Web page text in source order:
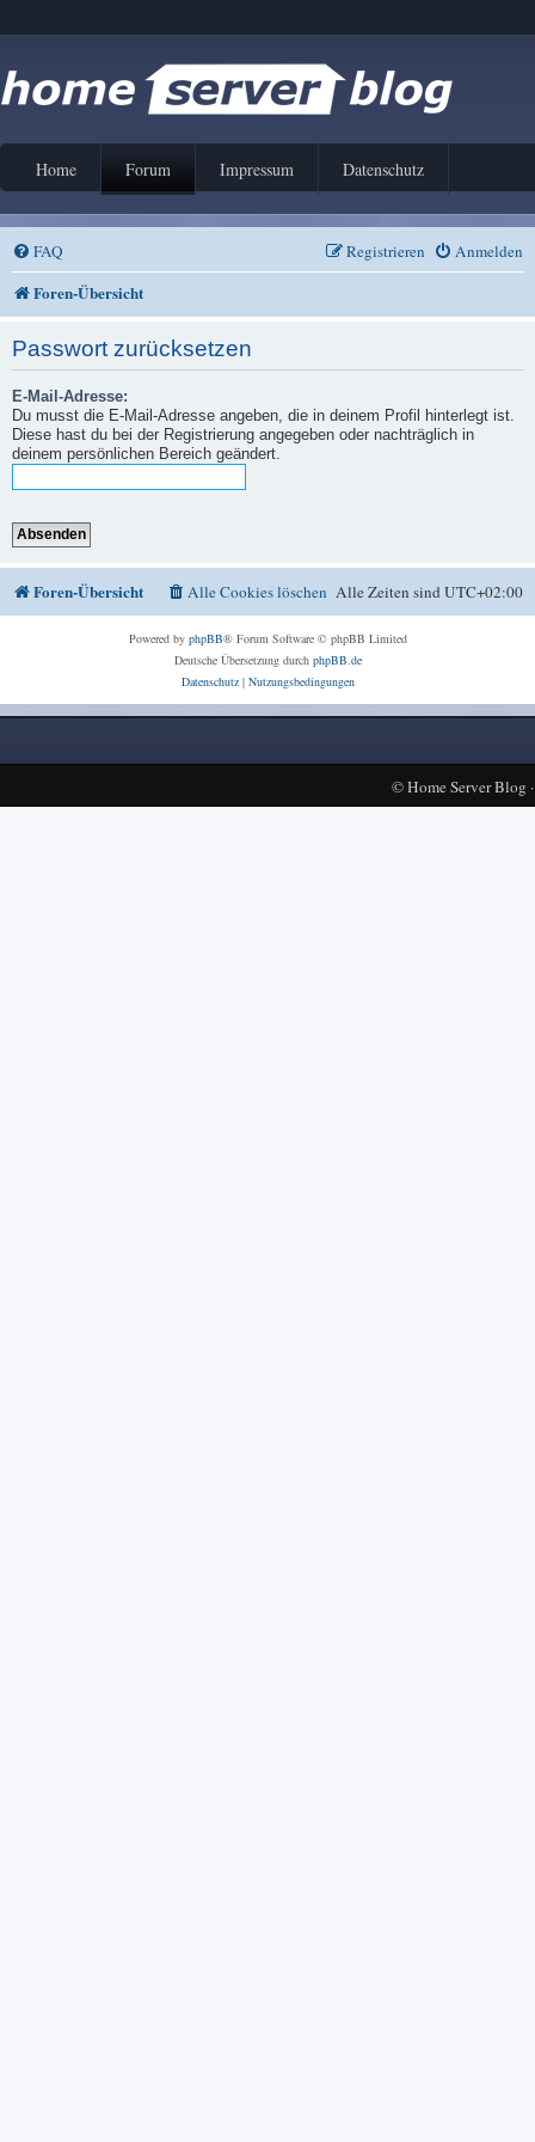
Home Forum Impressum Datenschutz
FAQ Anmelden
Registrieren
Foren-Übersicht
Passwort zurücksetzen
E-Mail-Adresse:
Du musst die E-Mail-Adresse angeben, die in deinem Profil hinterlegt ist.
Diese hast du bei der Registrierung angegeben oder nachträglich in
deinem persönlichen Bereich geändert.
Foren-Übersicht Alle Zeiten sindUTC+02:00
Alle Cookies löschen
Powered by phpBB® Forum Software © phpBB Limited
Deutsche Übersetzung durch phpBB.de
Datenschutz| Nutzungsbedingungen
©Home Server Blog